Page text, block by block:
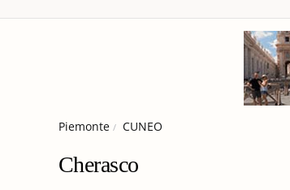
Piemonte CUNEO
Cherasco